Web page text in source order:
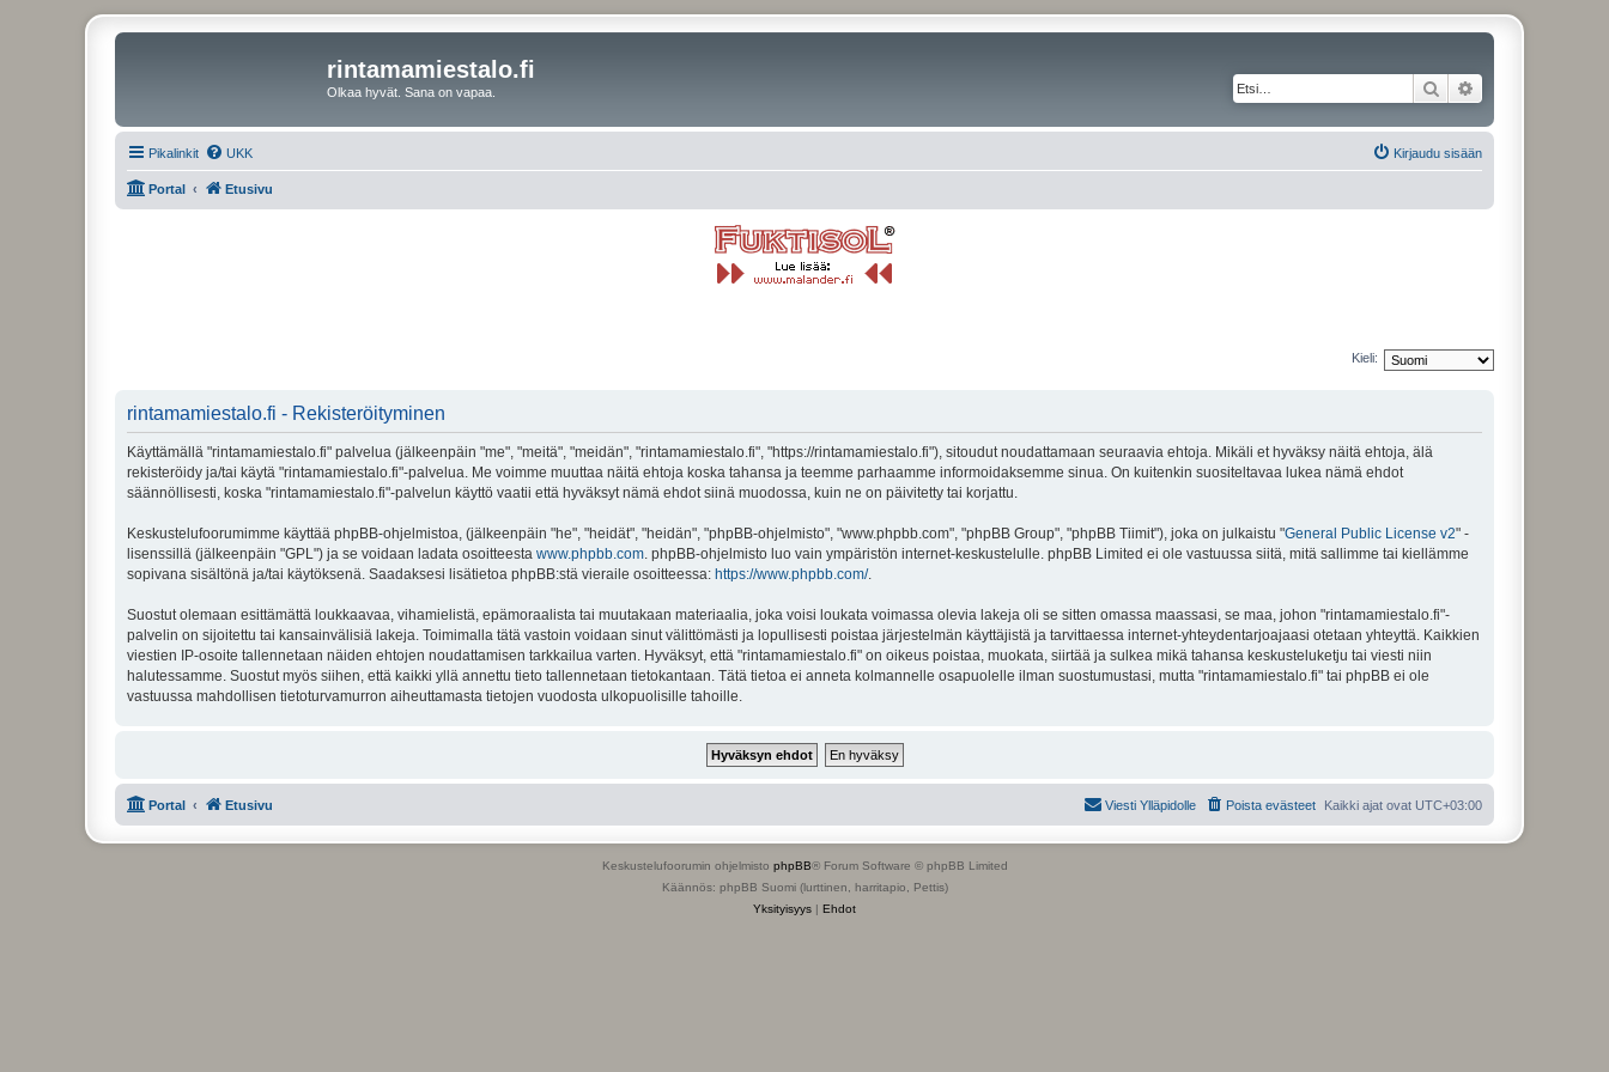
rintamamiestalo.fi
Olkaa hyvät. Sana on vapaa. Etsi
Pikalinkit UKK Kirjaudu sisään
Portal Etusivu
Kieli:
rintamamiestalo.fi - Rekisteröityminen
Käyttämällä "rintamamiestalo.fi" palvelua (jälkeenpäin "me", "meitä", "meidän", "rintamamiestalo.fi", "https://rintamamiestalo.fi"), sitoudut noudattamaan seuraavia ehtoja. Mikäli et hyväksy näitä ehtoja, älä
rekisteröidy ja/tai käytä "rintamamiestalo.fi"-palvelua. Me voimme muuttaa näitä ehtoja koska tahansa ja teemme parhaamme informoidaksemme sinua. On kuitenkin suositeltavaa lukea nämä ehdot
säännöllisesti, koska "rintamamiestalo.fi"-palvelun käyttö vaatii että hyväksyt nämä ehdot siinä muodossa, kuin ne on päivitetty tai korjattu.
Keskustelufoorumimme käyttää phpBB-ohjelmistoa, (jälkeenpäin "he", "heidät", "heidän", "phpBB-ohjelmisto", "www.phpbb.com", "phpBB Group", "phpBB Tiimit"), joka on julkaistu "General Public License v2" -
lisenssillä (jälkeenpäin "GPL") ja se voidaan ladata osoitteesta www.phpbb.com. phpBB-ohjelmisto luo vain ympäristön internet-keskustelulle. phpBB Limited ei ole vastuussa siitä, mitä sallimme tai kiellämme
sopivana sisältönä ja/tai käytöksenä. Saadaksesi lisätietoa phpBB:stä vieraile osoitteessa: https://www.phpbb.com/.
Suostut olemaan esittämättä loukkaavaa, vihamielistä, epämoraalista tai muutakaan materiaalia, joka voisi loukata voimassa olevia lakeja oli se sitten omassa maassasi, se maa, johon "rintamamiestalo.fi"-
palvelin on sijoitettu tai kansainvälisiä lakeja. Toimimalla tätä vastoin voidaan sinut välittömästi ja lopullisesti poistaa järjestelmän käyttäjistä ja tarvittaessa internet-yhteydentarjoajaasi otetaan yhteyttä. Kaikkien
viestien IP-osoite tallennetaan näiden ehtojen noudattamisen tarkkailua varten. Hyväksyt, että "rintamamiestalo.fi" on oikeus poistaa, muokata, siirtää ja sulkea mikä tahansa keskusteluketju tai viesti niin
halutessamme. Suostut myös siihen, että kaikki yllä annettu tieto tallennetaan tietokantaan. Tätä tietoa ei anneta kolmannelle osapuolelle ilman suostumustasi, mutta "rintamamiestalo.fi" tai phpBB ei ole
vastuussa mahdollisen tietoturvamurron aiheuttamasta tietojen vuodosta ulkopuolisille tahoille.
Portal Etusivu Kaikki ajat ovat UTC+03:00
Poista evästeet
Viesti Ylläpidolle
Keskustelufoorumin ohjelmisto phpBB® Forum Software © phpBB Limited
Käännös: phpBB Suomi (lurttinen, harritapio, Pettis)
Yksityisyys | Ehdot